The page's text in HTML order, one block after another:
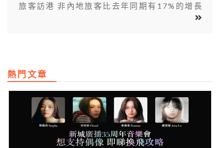
旅客訪港 非內地旅客比去年同期有17%的增長
熱門文章